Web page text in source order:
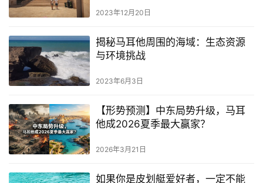
2023年12月20日
揭秘马耳他周围的海域：生态资源
与环境挑战
2023年6月3日
【形势预测】中东局势升级，马耳
他成2026夏季最大赢家？
2026年3月21日
如果你是皮划艇爱好者，一定不能